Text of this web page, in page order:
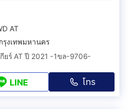
AT
รุงเทพมหานคร
กียร์ AT ปี 2021 -1ขล-9706-
LINE โทร